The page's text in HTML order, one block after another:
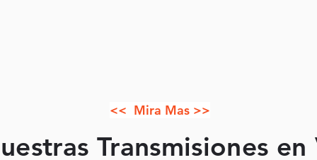
<< Mira Mas >>
Transmisiones